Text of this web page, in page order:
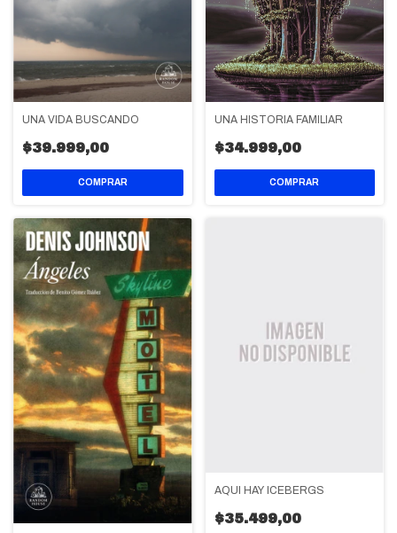
UNA VIDA BUSCANDO
$39.999,00
UNA HISTORIA FAMILIAR
$34.999,00
AQUI HAY ICEBERGS
$35.499,00